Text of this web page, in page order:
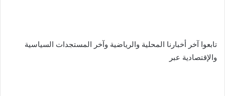
تابعوا آخر أخبارنا المحلية والرياضية وآخر المستجدات السياسية
والإقتصادية عبر